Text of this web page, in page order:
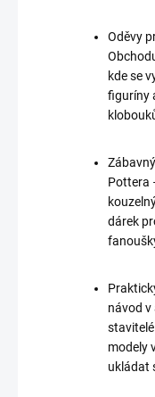
Oděvy
kde se
figuríny
Pottera
dárek
návod v
modely
ukládat